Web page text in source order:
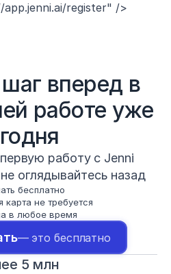
register" />
вперед в
работе уже
работу с Jenni
оглядывайтесь назад
бесплатно
карта не требуется
в любое время
— это бесплатно
5 млн